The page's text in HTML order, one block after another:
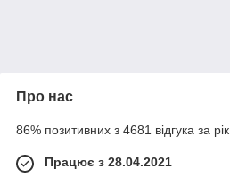
Про нас
86% позитивних з 4681 відгука за рік
Працює з 28.04.2021